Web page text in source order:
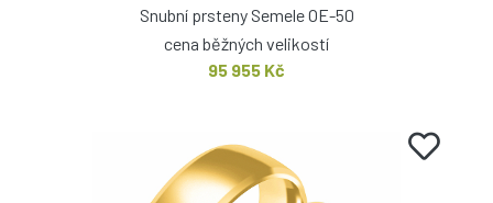
Snubní prsteny Semele OE-50
cena běžných velikostí
95 955 Kč